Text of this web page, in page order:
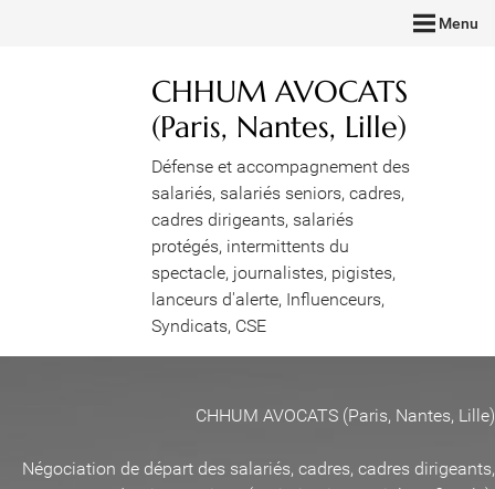
Menu
CHHUM AVOCATS
(Paris, Nantes, Lille)
Défense et accompagnement des
salariés, salariés seniors, cadres,
cadres dirigeants, salariés
protégés, intermittents du
spectacle, journalistes, pigistes,
lanceurs d'alerte, Influenceurs,
Syndicats, CSE
CHHUM AVOCATS (Paris, Nantes, Lille)
Négociation de départ des salariés, cadres, cadres dirigeants,